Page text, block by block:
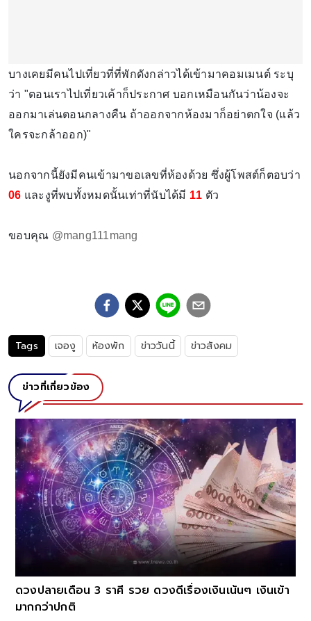
บางเคยมีคนไปเที่ยวที่ที่พักดังกล่าวได้เข้ามาคอมเมนต์ ระบุ
ว่า "ตอนเราไปเที่ยวเค้าก็ประกาศ บอกเหมือนกันว่าน้องจะ
ออกมาเล่นตอนกลางคืน ถ้าออกจากห้องมาก็อย่าตกใจ (แล้ว
ใครจะกล้าออก)"
นอกจากนี้ยังมีคนเข้ามาขอเลขที่ห้องด้วย ซึ่งผู้โพสต์ก็ตอบว่า
06 และงูที่พบทั้งหมดนั้นเท่าที่นับได้มี 11 ตัว
ขอบคุณ @mang111mang
Tags เจองู ห้องพัก ข่าววันนี้ ข่าวสังคม
ข่าวที่เกี่ยวข้อง
ดวงปลายเดือน 3 ราศี รวย ดวงดีเรื่องเงินเน้นๆ เงินเข้า
มากกว่าปกติ